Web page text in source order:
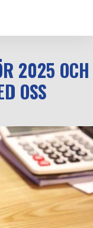
2025 OCH
OSS